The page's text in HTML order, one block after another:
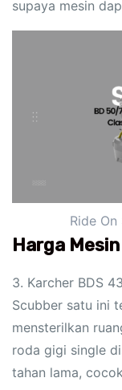
supaya mesin
Ride
Harga
3. Karcher BDS
Scubber satu ini
mensterilkan
roda gigi single
tahan lama,